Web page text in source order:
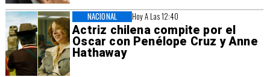
Hoy A Las 12:40
Actriz chilena compite por el
Oscar con Penélope Cruz y Anne
Hathaway
NACIONAL